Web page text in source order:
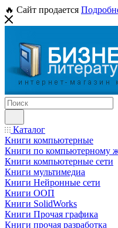
🔥 Сайт продается
Каталог
Книги компьютерные
Книги по компьютерному
Книги компьютерные сети
Книги мультимедиа
Книги Нейронные сети
Книги ООП
Книги SolidWorks
Книги Прочая графика
Книги прочая разработка